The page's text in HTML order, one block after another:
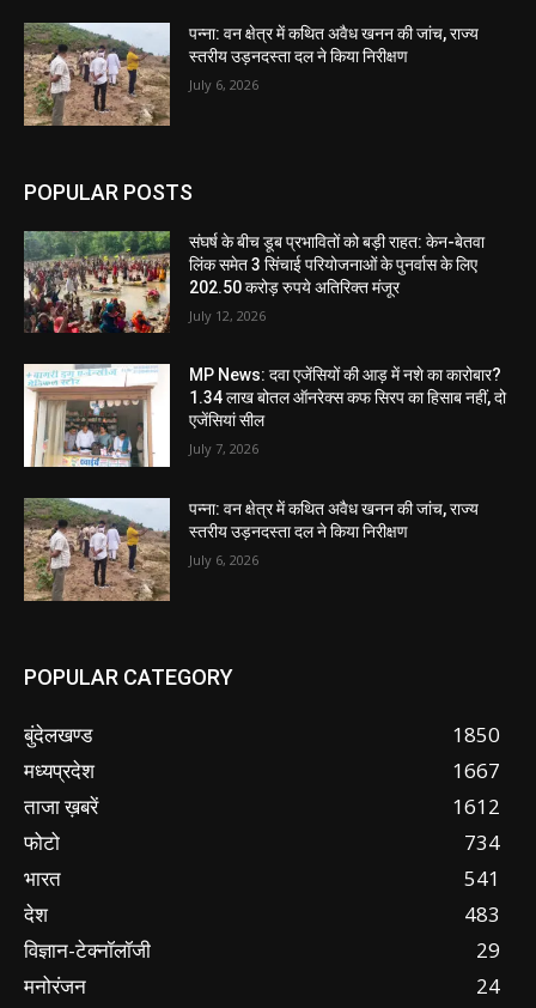
पन्ना: वन क्षेत्र में कथित अवैध खनन की जांच, राज्य
स्तरीय उड़नदस्ता दल ने किया निरीक्षण
July 6, 2026
POPULAR POSTS
संघर्ष के बीच डूब प्रभावितों को बड़ी राहत: केन-बेतवा
लिंक समेत 3 सिंचाई परियोजनाओं के पुनर्वास के लिए
202.50 करोड़ रुपये अतिरिक्त मंजूर
July 12, 2026
MP News: दवा एजेंसियों की आड़ में नशे का कारोबार?
1.34 लाख बोतल ऑनरेक्स कफ सिरप का हिसाब नहीं, दो
एजेंसियां सील
July 7, 2026
पन्ना: वन क्षेत्र में कथित अवैध खनन की जांच, राज्य
स्तरीय उड़नदस्ता दल ने किया निरीक्षण
July 6, 2026
POPULAR CATEGORY
बुंदेलखण्ड
1850
मध्यप्रदेश
1667
ताजा ख़बरें
1612
फोटो
734
भारत
541
देश
483
विज्ञान-टेक्नॉलॉजी
29
मनोरंजन
24